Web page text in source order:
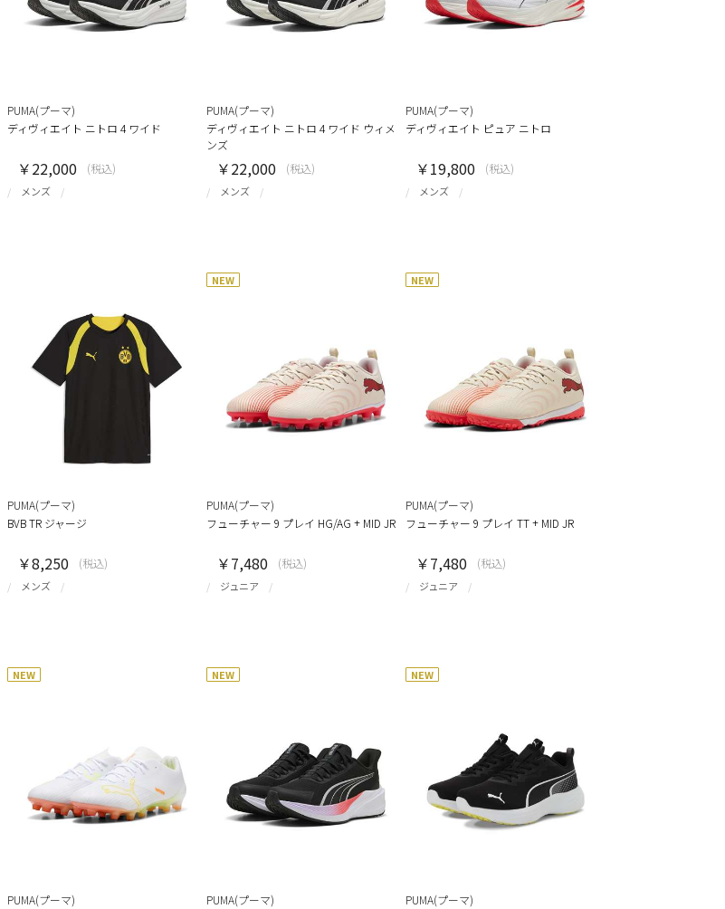
PUMA(プーマ)
ディヴィエイト ニトロ 4 ワイド
メンズ
￥22,000 (税込)
PUMA(プーマ)
ディヴィエイト ニトロ 4 ワイド ウィメ
ンズ
メンズ
￥22,000 (税込)
PUMA(プーマ)
ディヴィエイト ピュア ニトロ
メンズ
￥19,800 (税込)
PUMA(プーマ)
BVB TR ジャージ
メンズ
￥8,250 (税込)
NEW
PUMA(プーマ)
フューチャー 9 プレイ HG/AG + MID JR
ジュニア
￥7,480 (税込)
NEW
PUMA(プーマ)
フューチャー 9 プレイ TT + MID JR
ジュニア
￥7,480 (税込)
NEW
PUMA(プーマ)
NEW
PUMA(プーマ)
NEW
PUMA(プーマ)